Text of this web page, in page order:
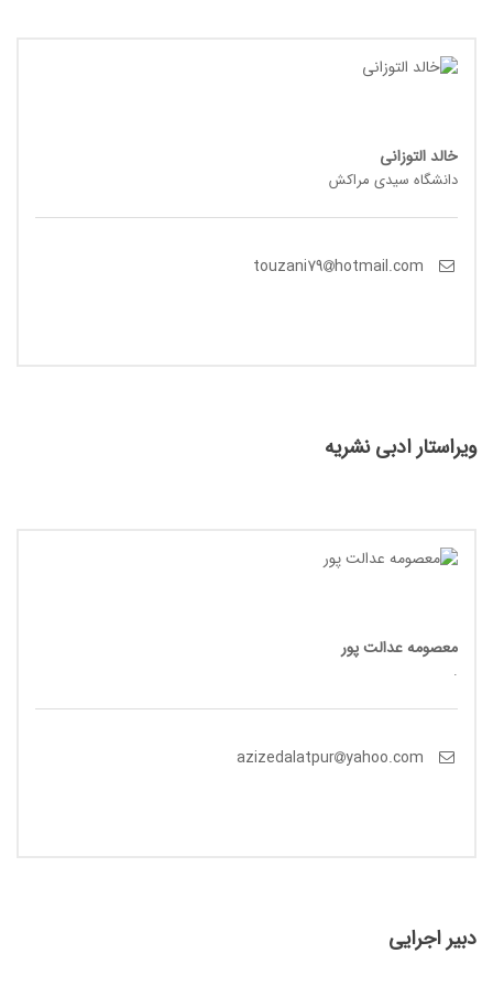
خالد التوزانی
دانشگاه سیدی مراکش
hotmail.com
ویراستار ادبی نشریه
معصومه عدالت پور
.
yahoo.com
دبیر اجرایی